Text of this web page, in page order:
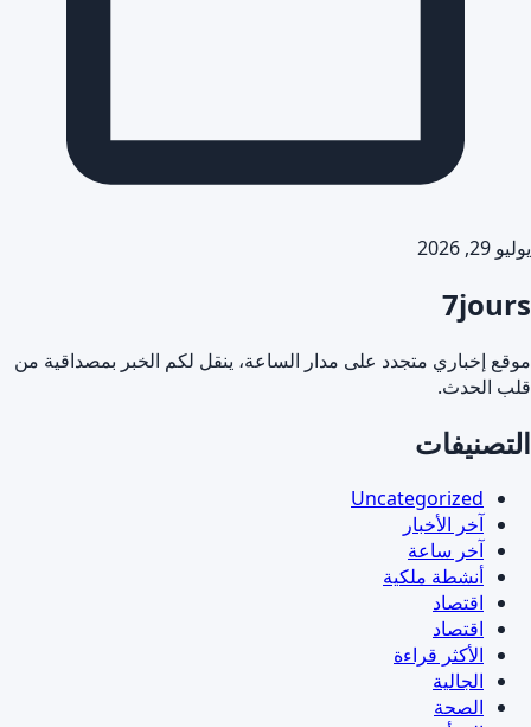
يوليو 29, 2026
7jours
موقع إخباري متجدد على مدار الساعة، ينقل لكم الخبر بمصداقية من
قلب الحدث.
التصنيفات
Uncategorized
آخر الأخبار
آخر ساعة
أنشطة ملكية
اقتصاد
اقتصاد
الأكثر قراءة
الجالية
الصحة